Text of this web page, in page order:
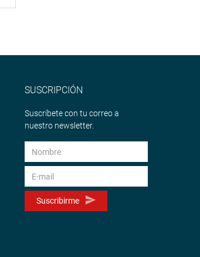
SUSCRIPCIÓN
Suscríbete con tu correo a
nuestro newsletter.
Suscribirme